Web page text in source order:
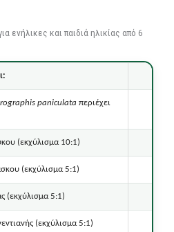
ενήλικες και παιδιά ηλικίας από 6
paniculata περιέχει
(εκχύλισμα 10:1)
(εκχύλισμα 5:1)
(εκχύλισμα 5:1)
(εκχύλισμα 5:1)